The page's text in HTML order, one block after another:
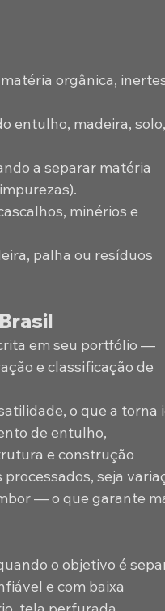
orgânica,
entulho, madeira, solo,
a separar matéria
minérios e
palha ou resíduos
em seu portfólio —
e classificação de
o que a torna
de entulho,
e construção
seja
— o que garante
o objetivo é
e com baixa